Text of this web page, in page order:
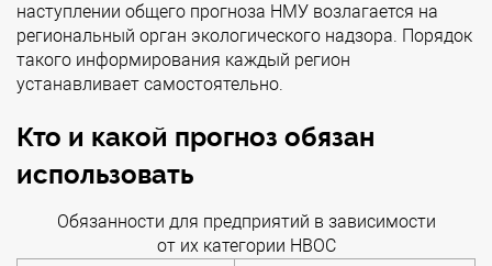
наступлении общего прогноза НМУ возлагается на
региональный орган экологического надзора. Порядок
такого информирования каждый регион
устанавливает самостоятельно.
Кто и какой прогноз обязан
использовать
Обязанности для предприятий в зависимости
от их категории НВОС